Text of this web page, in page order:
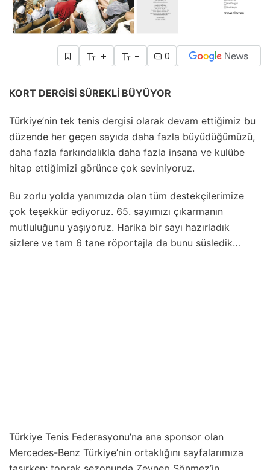
+ - 0
KORT DERGİSİ SÜREKLİ BÜYÜYOR
Türkiye’nin tek tenis dergisi olarak devam ettiğimiz bu
düzende her geçen sayıda daha fazla büyüdüğümüzü,
daha fazla farkındalıkla daha fazla insana ve kulübe
hitap ettiğimizi görünce çok seviniyoruz.
Bu zorlu yolda yanımızda olan tüm destekçilerimize
çok teşekkür ediyoruz. 65. sayımızı çıkarmanın
mutluluğunu yaşıyoruz. Harika bir sayı hazırladık
sizlere ve tam 6 tane röportajla da bunu süsledik…
Türkiye Tenis Federasyonu’na ana sponsor olan
Mercedes-Benz Türkiye’nin ortaklığını sayfalarımıza